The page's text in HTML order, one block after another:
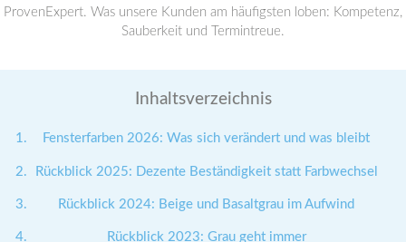
ProvenExpert. Was unsere Kunden am häufigsten loben: Kompetenz,
Sauberkeit und Termintreue.
Inhaltsverzeichnis
Fensterfarben 2026: Was sich verändert und was bleibt
Rückblick 2025: Dezente Beständigkeit statt Farbwechsel
Rückblick 2024: Beige und Basaltgrau im Aufwind
Rückblick 2023: Grau geht immer